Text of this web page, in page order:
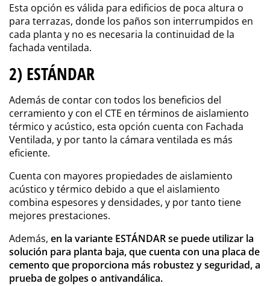
Esta opción es válida para edificios de poca altura o
para terrazas, donde los paños son interrumpidos en
cada planta y no es necesaria la continuidad de la
fachada ventilada.
2) ESTÁNDAR
Además de contar con todos los beneficios del
cerramiento y con el CTE en términos de aislamiento
térmico y acústico, esta opción cuenta con Fachada
Ventilada, y por tanto la cámara ventilada es más
eficiente.
Cuenta con mayores propiedades de aislamiento
acústico y térmico debido a que el aislamiento
combina espesores y densidades, y por tanto tiene
mejores prestaciones.
Además, en la variante ESTÁNDAR se puede utilizar la
solución para planta baja, que cuenta con una placa de
cemento que proporciona más robustez y seguridad, a
prueba de golpes o antivandálica.